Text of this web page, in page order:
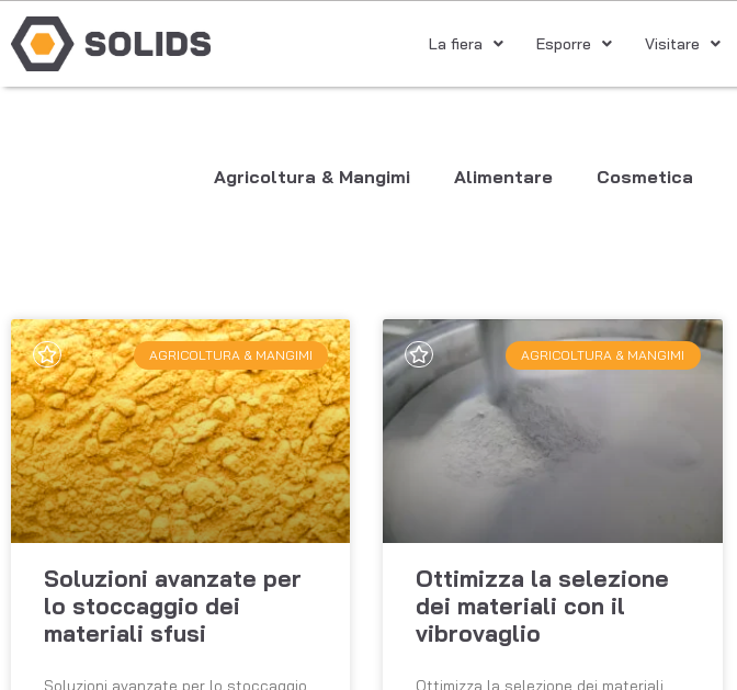
La fiera Esporre Visitare
Agricoltura & Mangimi Alimentare Cosmetica
AGRICOLTURA & MANGIMI
Soluzioni avanzate per
lo stoccaggio dei
materiali sfusi
Soluzioni avanzate per lo stoccaggio
AGRICOLTURA & MANGIMI
Ottimizza la selezione
dei materiali con il
vibrovaglio
Ottimizza la selezione dei materiali